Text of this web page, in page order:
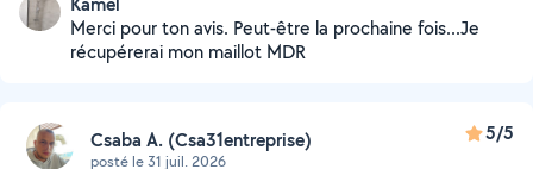
Merci pour ton avis. Peut-être la prochaine fois...Je
récupérerai mon maillot MDR
Csaba A. (Csa31entreprise)
posté le 31 juil. 2026
5/5